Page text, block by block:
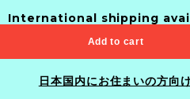
International shipping
Add to cart
日本国内にお住まいの方向